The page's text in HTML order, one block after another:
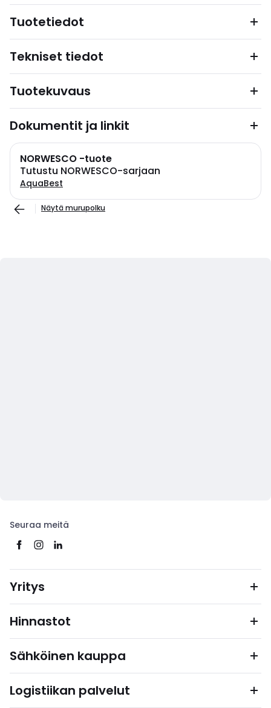
Tuotetiedot
Tekniset tiedot
Tuotekuvaus
Dokumentit ja linkit
NORWESCO -tuote
Tutustu NORWESCO-sarjaan
AquaBest
Näytä murupolku
Seuraa meitä
Yritys
Hinnastot
Sähköinen kauppa
Logistiikan palvelut